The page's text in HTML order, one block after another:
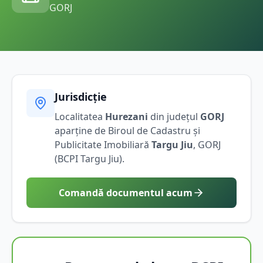
GORJ
Jurisdicție
Localitatea Hurezani din județul GORJ
aparține de Biroul de Cadastru și
Publicitate Imobiliară Targu Jiu, GORJ
(BCPITargu Jiu).
Comandă documentul acum